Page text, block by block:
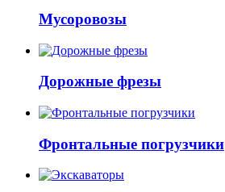
Мусоровозы
Дорожные фрезы
Фронтальные погрузчики